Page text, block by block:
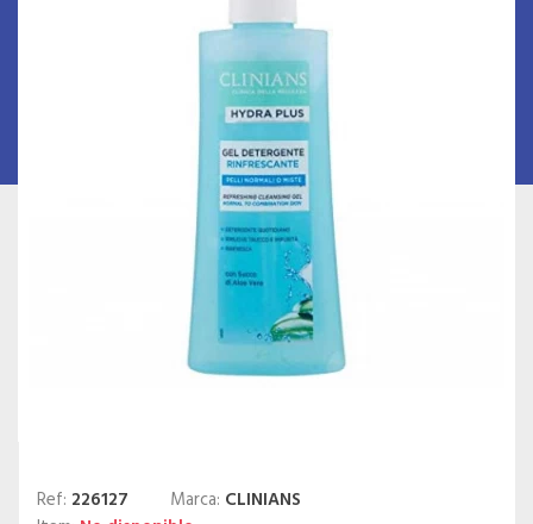
Ref: 226127 Marca: CLINIANS